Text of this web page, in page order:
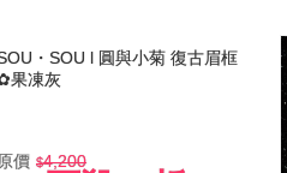
・SOU l 圓與小菊 復古眉框
果凍灰
原價
4,200